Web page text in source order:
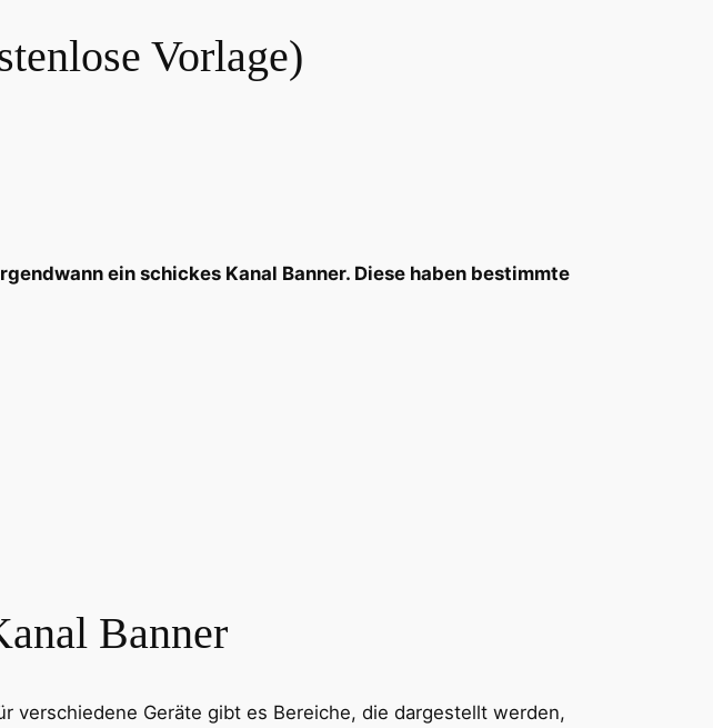
Vorlage)
ein schickes Kanal Banner. Diese haben bestimmte
Banner
verschiedene Geräte gibt es Bereiche, die dargestellt werden,